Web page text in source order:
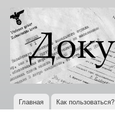
Документы
XX века
Всемирная
история в
Интернете
Главное меню
Главная Как пользоваться?